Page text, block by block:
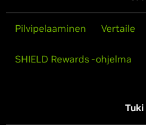
Pilvipelaaminen Vertaile
SHIELD Rewards -ohjelma
Tuki